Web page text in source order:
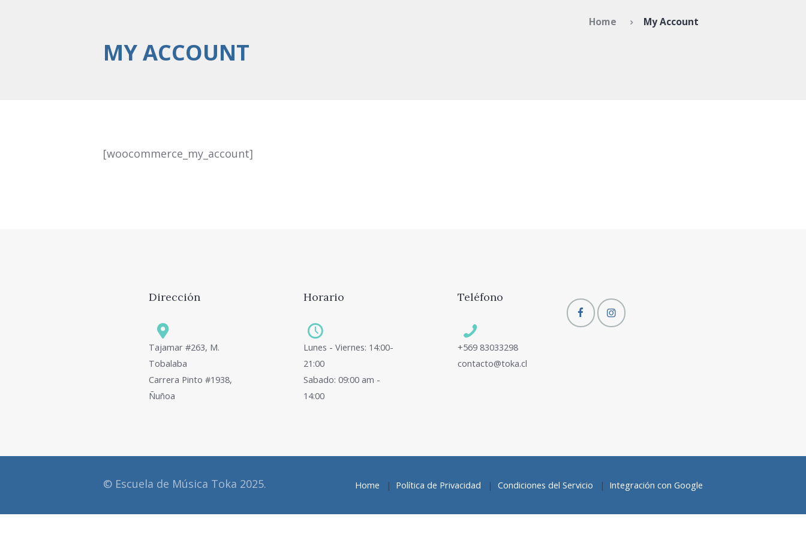
MY ACCOUNT
Home My Account
[woocommerce_my_account]
Dirección
Tajamar #263, M.
Tobalaba
Carrera Pinto #1938,
Ñuñoa
Horario
Lunes - Viernes: 14:00-
21:00
Sabado: 09:00 am -
14:00
Teléfono
+569 83033298
contacto@toka.cl
Home Política de Privacidad Condiciones del Servicio Integración con Google
© Escuela de Música Toka 2025.